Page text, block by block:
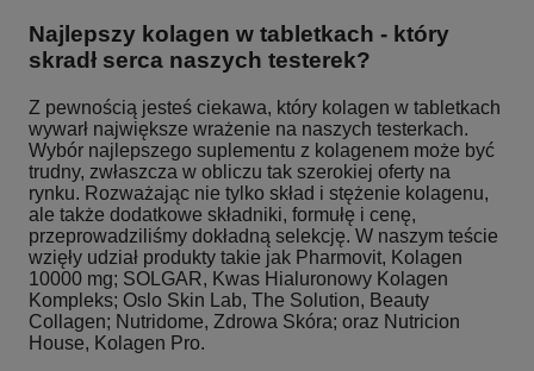
Najlepszy kolagen w tabletkach - który
skradł serca naszych testerek?
Z pewnością jesteś ciekawa, który kolagen w tabletkach
wywarł największe wrażenie na naszych testerkach.
Wybór najlepszego suplementu z kolagenem może być
trudny, zwłaszcza w obliczu tak szerokiej oferty na
rynku. Rozważając nie tylko skład i stężenie kolagenu,
ale także dodatkowe składniki, formułę i cenę,
przeprowadziliśmy dokładną selekcję. W naszym teście
wzięły udział produkty takie jak Pharmovit, Kolagen
10000 mg; SOLGAR, Kwas Hialuronowy Kolagen
Kompleks; Oslo Skin Lab, The Solution, Beauty
Collagen; Nutridome, Zdrowa Skóra; oraz Nutricion
House, Kolagen Pro.